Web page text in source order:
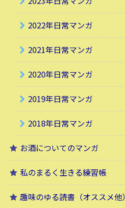
2022年日常マンガ
2021年日常マンガ
2020年日常マンガ
2019年日常マンガ
2018年日常マンガ
お酒についてのマンガ
私のまるく生きる練習帳
趣味のゆる読書（オススメ他）